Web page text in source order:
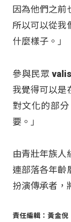
因為他們之前
所以可以從我
什麼樣子。」
參與民眾
我覺得可以是
對文化的部
要。」
由青壯年族人
連部落各年齡
扮演傳承者，
責任編輯：黃金倪